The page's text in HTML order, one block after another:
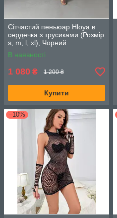
Сітчастий пеньюар Hloya в
сердечка з трусиками (Розмір
s, m, l, xl), Чорний
В наявності
1 080 ₴ 1 200 ₴
Купити
–10%